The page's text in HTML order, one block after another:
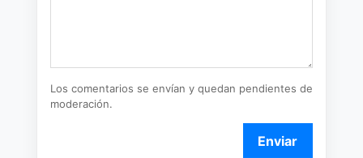
Los comentarios se envían y quedan pendientes de
moderación.
Enviar